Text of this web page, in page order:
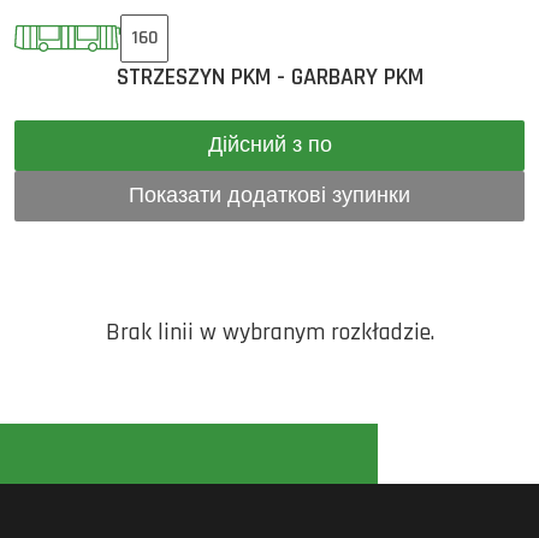
160
STRZESZYN PKM - GARBARY PKM
Дійсний з по
Показати додаткові зупинки
Brak linii w wybranym rozkładzie.